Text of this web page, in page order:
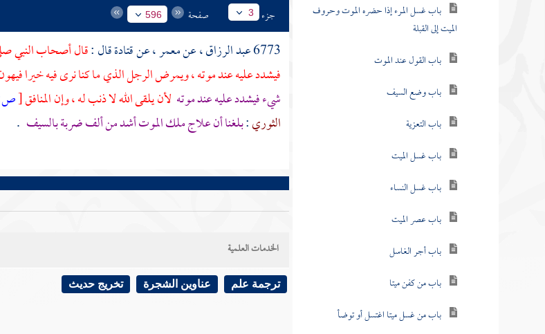
باب غسل المرء إذا حضره الموت وحروف
الميت إلى القبلة
باب القول عند الموت
باب وضع السيف
باب التعزية
باب غسل الميت
باب غسل النساء
باب عصر الميت
باب أجر الغاسل
باب من كفن ميتا
باب من غسل ميتا اغتسل أو توضأ
جزء 3 صفحة 596
6773عبد الرزاق، عنمعمر، عنقتادةقال :قال أصحاب النبي
فيشدد عليه عند موته ، ويمرض الرجل الذي ما كنا نرى فيه خيرا
شيء فيشدد عليه عند موته لأن يلقى الله لا ذنب له ، وإن المنافق[
الثوري:بلغنا أن علاج ملك الموت أشد من ألف ضربة بالسيف .
الخدمات العلمية
ترجمة علم عناوين الشجرة تخريج حديث